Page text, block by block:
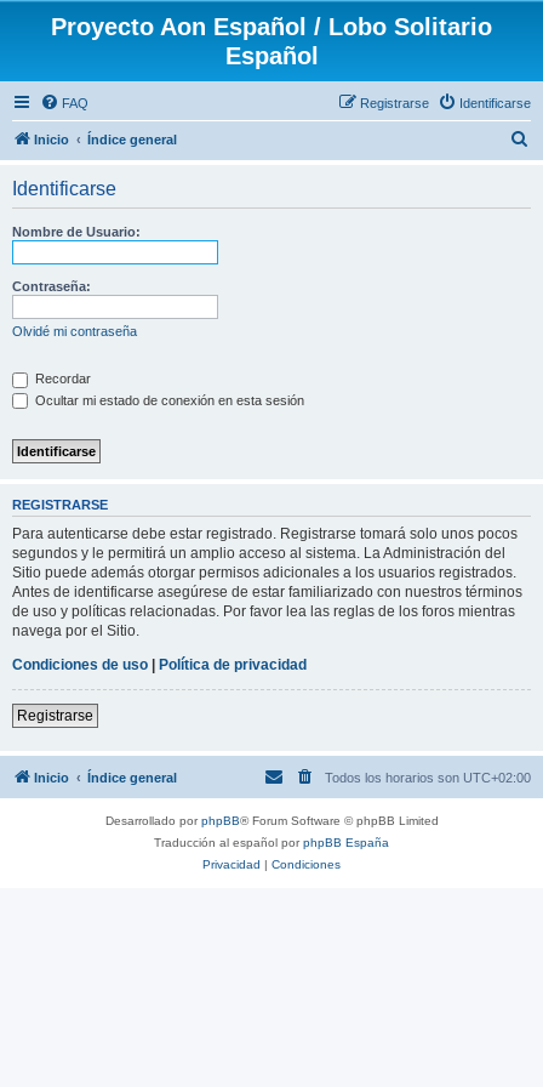
Proyecto Aon Español / Lobo Solitario
Español
FAQ Identificarse
Registrarse
Inicio Índice general
Identificarse
Nombre de Usuario:
Contraseña:
Olvidé mi contraseña
Recordar
Ocultar mi estado de conexión en esta sesión
REGISTRARSE
Para autenticarse debe estar registrado. Registrarse tomará solo unos pocos
segundos y le permitirá un amplio acceso al sistema. La Administración del
Sitio puede además otorgar permisos adicionales a los usuarios registrados.
Antes de identificarse asegúrese de estar familiarizado con nuestros términos
de uso y políticas relacionadas. Por favor lea las reglas de los foros mientras
navega por el Sitio.
Condiciones de uso | Política de privacidad
Registrarse
Inicio Índice general Todos los horarios son UTC+02:00
Desarrollado porphpBB® Forum Software © phpBB Limited
Traducción al español porphpBB España
Privacidad | Condiciones